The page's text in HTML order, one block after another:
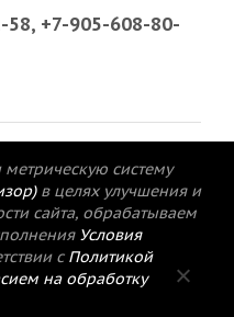
58, +7-905-608-80-
«Кимрский
систему
в целях улучшения и
сайта, обрабатываем
Условия
с Политикой
на обработку